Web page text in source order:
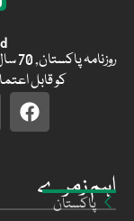
اہم زمرے
پاکستان
کو قابل